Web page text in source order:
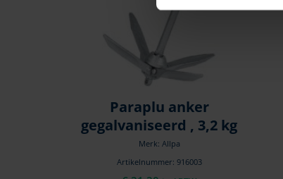
Paraplu anker
gegalvaniseerd , 3,2 kg
Merk: Allpa
Artikelnummer: 916003